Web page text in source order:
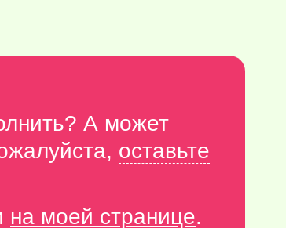
А может
оставьте
на моей странице.